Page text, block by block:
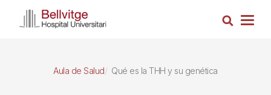
Busca
Aula de Salud Qué es la THH y su genética